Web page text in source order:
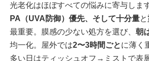
光老化はほぼすべての悩みに寄与しま
PA（UVA防御）優先、そして十分量と
最重要。膜感の少ない処方を選び、 朝
均一化。屋外では2〜3時間ごとに薄く
多い日はティッシュオフ→ミストで表